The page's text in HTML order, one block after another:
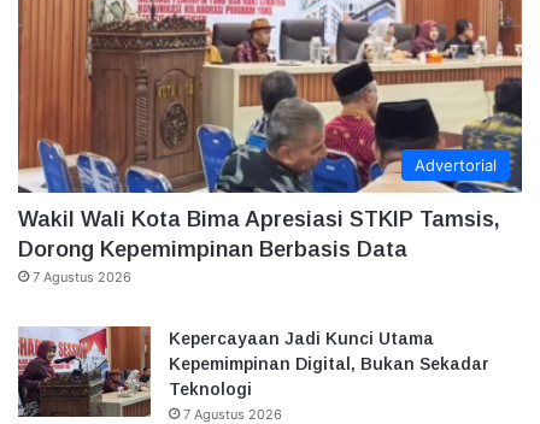
Advertorial
Wakil Wali Kota Bima Apresiasi STKIP Tamsis,
Dorong Kepemimpinan Berbasis Data
7 Agustus 2026
Kepercayaan Jadi Kunci Utama
Kepemimpinan Digital, Bukan Sekadar
Teknologi
7 Agustus 2026